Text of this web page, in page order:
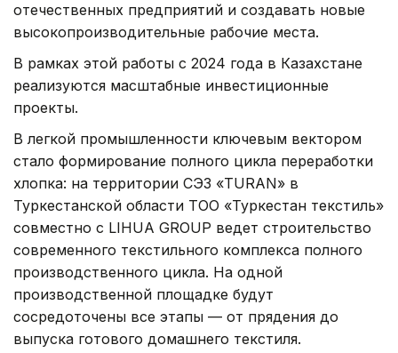
отечественных предприятий и создавать новые
высокопроизводительные рабочие места.
В рамках этой работы с 2024 года в Казахстане
реализуются масштабные инвестиционные
проекты.
В легкой промышленности ключевым вектором
стало формирование полного цикла переработки
хлопка: на территории СЭЗ «TURAN» в
Туркестанской области ТОО «Туркестан текстиль»
совместно с LIHUA GROUP ведет строительство
современного текстильного комплекса полного
производственного цикла. На одной
производственной площадке будут
сосредоточены все этапы — от прядения до
выпуска готового домашнего текстиля.